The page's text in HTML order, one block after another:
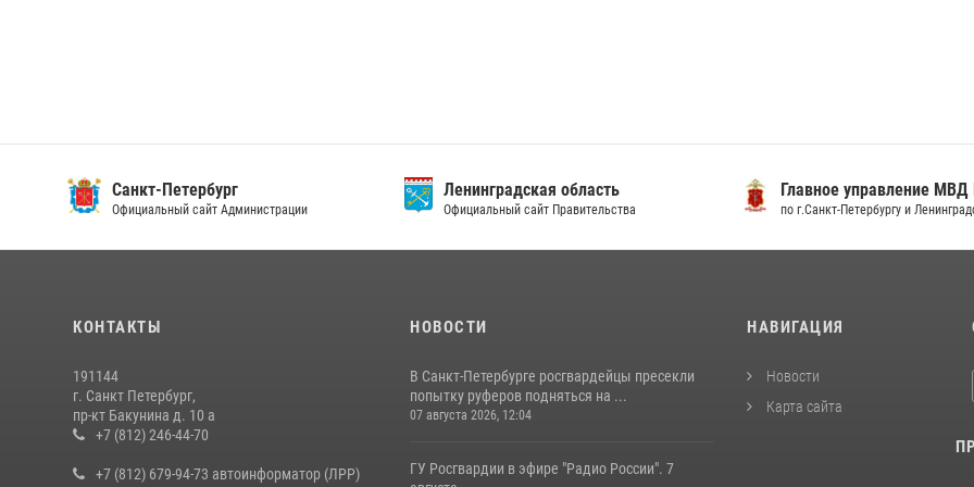
Санкт-Петербург
Официальный сайт Администрации
Ленинградская область
Официальный сайт Правительства
Главное управление МВД
по г.Санкт-Петербургу и
КОНТАКТЫ
191144
г. Санкт Петербург,
пр-кт Бакунина д. 10 а
+7 (812) 246-44-70
+7 (812) 679-94-73 автоинформатор (ЛРР)
НОВОСТИ
В Санкт-Петербурге росгвардейцы пресекли
попытку руферов подняться на ...
07 августа 2026, 12:04
ГУ Росгвардии в эфире "Радио России". 7
НАВИГАЦИЯ
Новости
Карта сайта